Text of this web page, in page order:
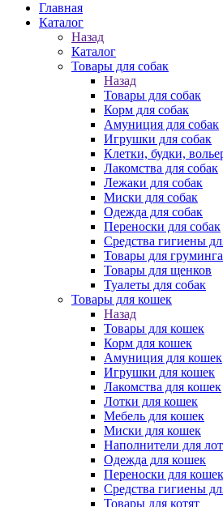
Главная
Каталог
Назад
Каталог
Товары для собак
Назад
Товары для собак
Корм для собак
Амуниция для собак
Игрушки для собак
Клетки, будки,
Лакомства для собак
Лежаки для собак
Миски для собак
Одежда для собак
Переноски для собак
Средства гигиены
Товары для груминга
Товары для щенков
Туалеты для собак
Товары для кошек
Назад
Товары для кошек
Корм для кошек
Амуниция для кошек
Игрушки для кошек
Лакомства для кошек
Лотки для кошек
Мебель для кошек
Миски для кошек
Наполнители для
Одежда для кошек
Переноски для кошек
Средства гигиены
Товары для котят